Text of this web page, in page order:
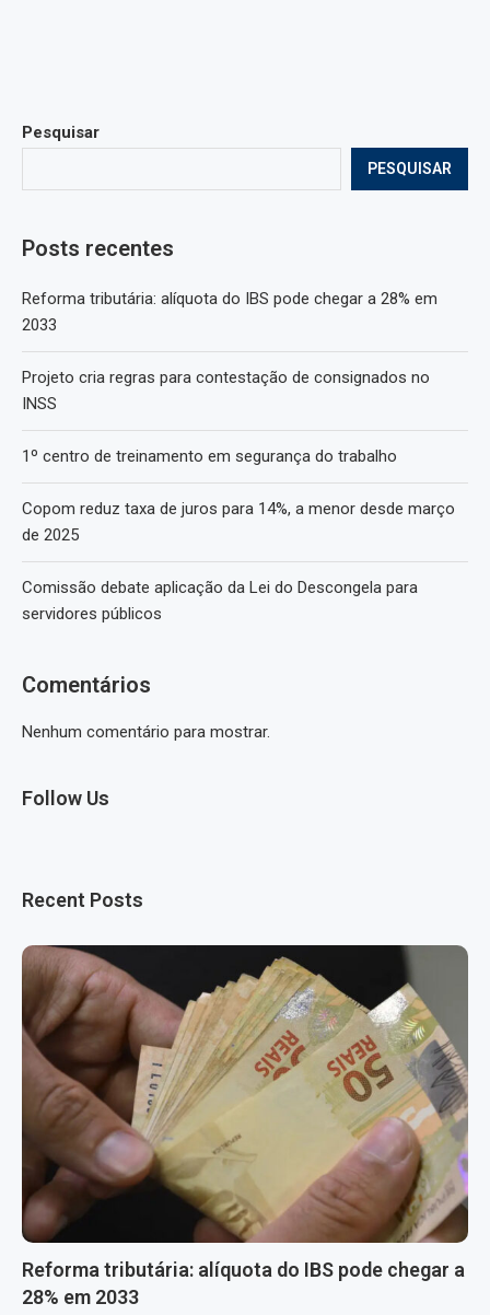
Pesquisar
PESQUISAR
Posts recentes
Reforma tributária: alíquota do IBS pode chegar a 28% em
2033
Projeto cria regras para contestação de consignados no
INSS
1º centro de treinamento em segurança do trabalho
Copom reduz taxa de juros para 14%, a menor desde março
de 2025
Comissão debate aplicação da Lei do Descongela para
servidores públicos
Comentários
Nenhum comentário para mostrar.
Follow Us
Recent Posts
Reforma tributária: alíquota do IBS pode chegar a
28% em 2033